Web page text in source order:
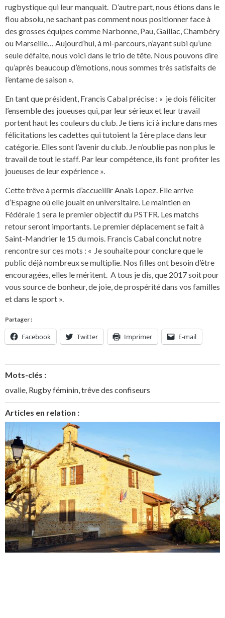
rugbystique qui leur manquait. D’autre part, nous étions dans le
flou absolu, ne sachant pas comment nous positionner face à
des grosses équipes comme Narbonne, Pau, Gaillac, Chambéry
ou Marseille… Aujourd’hui, à mi-parcours, n’ayant subi qu’une
seule défaite, nous voici dans le trio de tête. Nous pouvons dire
qu’après beaucoup d’émotions, nous sommes très satisfaits de
l’entame de saison ».
En tant que président, Francis Cabal précise : « je dois féliciter
l’ensemble des joueuses qui, par leur sérieux et leur travail
portent haut les couleurs du club. Je tiens ici à inclure dans mes
félicitations les cadettes qui tutoient la 1ère place dans leur
catégorie. Elles sont l’avenir du club. Je n’oublie pas non plus le
travail de tout le staff. Par leur compétence, ils font profiter les
joueuses de leur expérience ».
Cette trêve à permis d’accueillir Anaïs Lopez. Elle arrive
d’Espagne où elle jouait en universitaire. Le maintien en
Fédérale 1 sera le premier objectif du PSTFR. Les matchs
retour seront importants. Le premier déplacement se fait à
Saint-Mandrier le 15 du mois. Francis Cabal conclut notre
rencontre sur ces mots : « Je souhaite pour conclure que le
public déjà nombreux se multiplie. Nos filles ont besoin d’être
encouragées, elles le méritent. A tous je dis, que 2017 soit pour
vous source de bonheur, de joie, de prospérité dans vos familles
et dans le sport ».
Partager :
Facebook Twitter Imprimer E-mail
Mots-clés :
ovalie Rugby féminin trêve des confiseurs
Articles en relation :